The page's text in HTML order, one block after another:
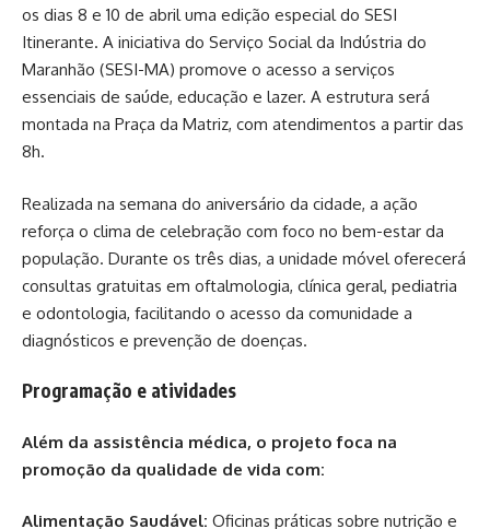
os dias 8 e 10 de abril uma edição especial do SESI
Itinerante. A iniciativa do Serviço Social da Indústria do
Maranhão (SESI-MA) promove o acesso a serviços
essenciais de saúde, educação e lazer. A estrutura será
montada na Praça da Matriz, com atendimentos a partir das
8h.
Realizada na semana do aniversário da cidade, a ação
reforça o clima de celebração com foco no bem-estar da
população. Durante os três dias, a unidade móvel oferecerá
consultas gratuitas em oftalmologia, clínica geral, pediatria
e odontologia, facilitando o acesso da comunidade a
diagnósticos e prevenção de doenças.
Programação e atividades
Além da assistência médica, o projeto foca na
promoção da qualidade de vida com:
Alimentação Saudável: Oficinas práticas sobre nutrição e